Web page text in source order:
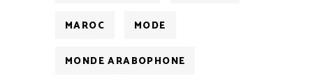
MAROC MODE
MONDE ARABOPHONE